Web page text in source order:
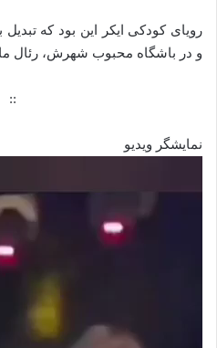
رویای کودکی ایکر این بود که
و در باشگاه محبوب شهرش، رئال
::
نمایشگر ویدیو